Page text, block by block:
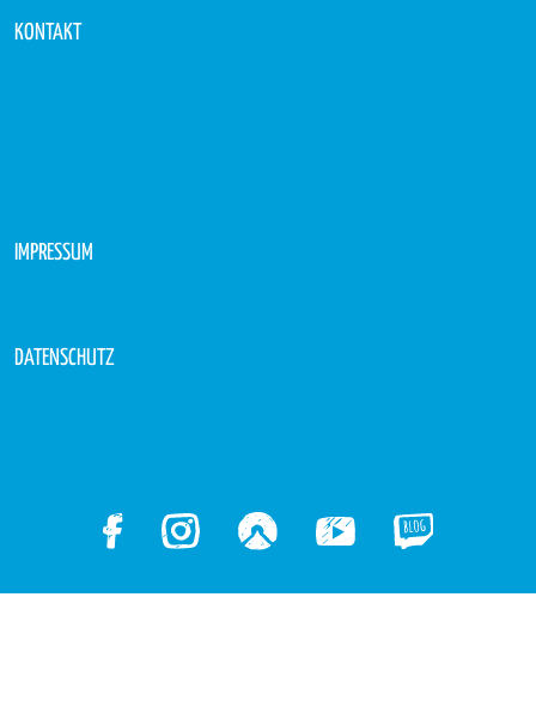
KONTAKT
IMPRESSUM
DATENSCHUTZ